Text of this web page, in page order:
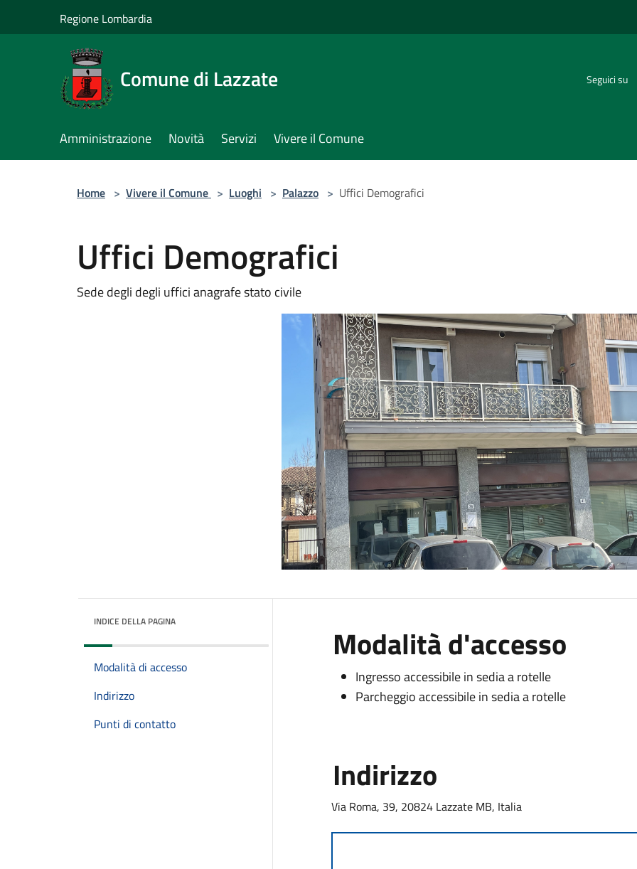
Regione Lombardia
Comune di Lazzate Seguici su
Amministrazione Novità Servizi Vivere il Comune
Home > Vivere il Comune > Luoghi > Palazzo > Uffici Demografici
Uffici Demografici
Sede degli degli uffici anagrafe stato civile
INDICE DELLA PAGINA
Modalità di accesso
Indirizzo
Punti di contatto
Modalità d'accesso
Ingresso accessibile in sedia a rotelle
Parcheggio accessibile in sedia a rotelle
Indirizzo
Via Roma, 39, 20824 Lazzate MB, Italia